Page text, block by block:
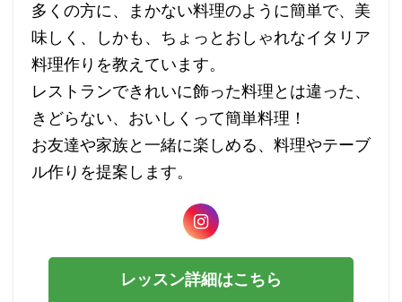
多くの方に、まかない料理のように簡単で、美
味しく、しかも、ちょっとおしゃれなイタリア
料理作りを教えています。
レストランできれいに飾った料理とは違った、
きどらない、おいしくって簡単料理！
お友達や家族と一緒に楽しめる、料理やテーブ
ル作りを提案します。
レッスン詳細はこちら